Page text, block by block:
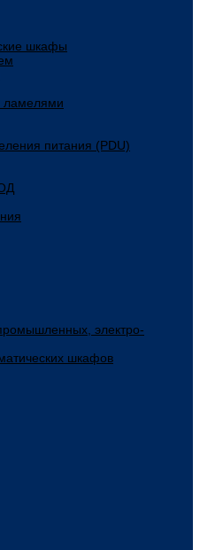
шкафы
ламелями
питания (PDU)
электро-
шкафов